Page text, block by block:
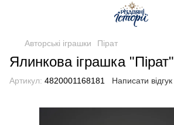
Авторські іграшки Пірат
Ялинкова іграшка "Пірат"
Артикул: 4820001168181 Написати відгук